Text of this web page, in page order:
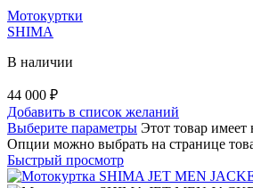
Мотокуртки
SHIMA
В наличии
44 000 ₽
Добавить в список желаний
Выберите параметры Этот товар имеет
Опции можно выбрать на странице
Быстрый просмотр